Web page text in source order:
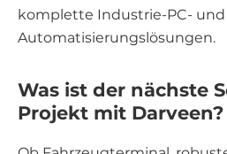
komplette Industrie-PC- und
Automatisierungslösungen.
Was ist der nächste
Projekt mit Darveen?